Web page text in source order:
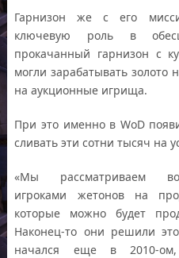
Гарнизон же с его
ключевую роль в
прокачанный гарнизон с
могли зарабатывать золото
на аукционные игрища.
При это именно в WoD
сливать эти сотни тысяч на
«Мы рассматриваем
игроками жетонов на
которые можно будет
Наконец-то они решили
начался еще в 2010-